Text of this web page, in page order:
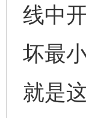
线中
坏最
就是